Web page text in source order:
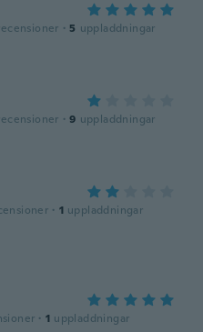
· 5 uppladdningar
· 9 uppladdningar
· 1 uppladdningar
· 1 uppladdningar